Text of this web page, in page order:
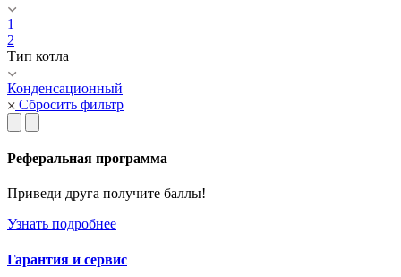
1
2
Тип котла
Конденсационный
Сбросить фильтр
Реферальная программа
Приведи друга получите баллы!
Узнать подробнее
Гарантия и сервис